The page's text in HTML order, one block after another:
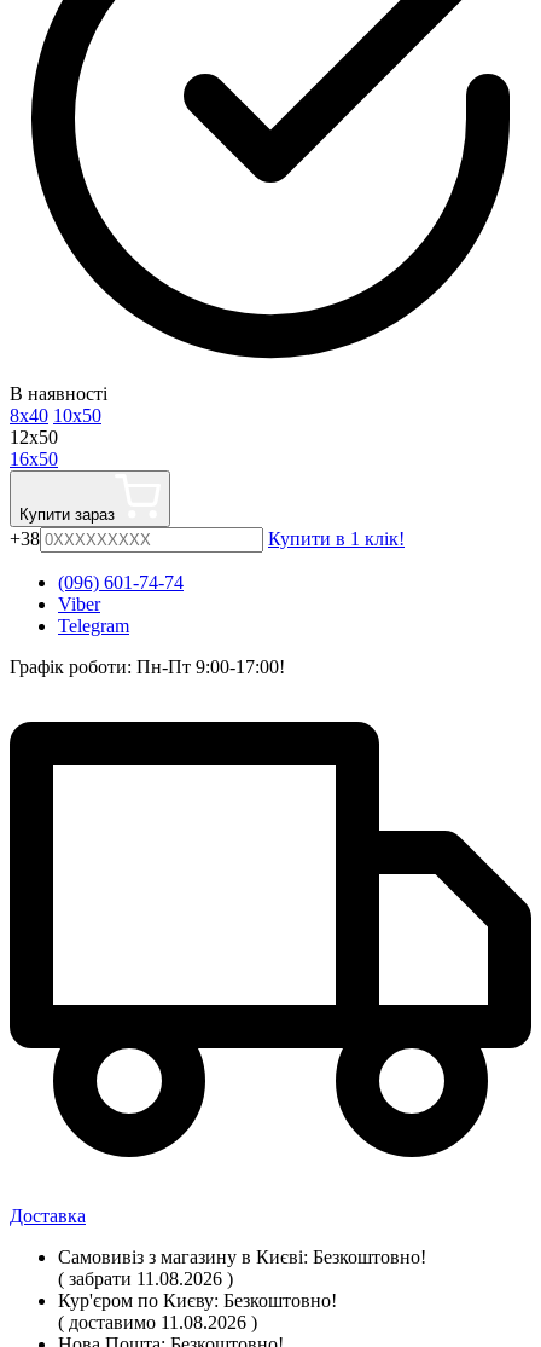
В наявності
8x40 10x50
12x50
16x50
Купити зараз
+38 Купити в 1 клік!
(096) 601-74-74
Viber
Telegram
Графік роботи: Пн-Пт 9:00-17:00!
Доставка
Самовивіз з магазину в Києві: Безкоштовно!
( забрати 11.08.2026 )
Кур'єром по Києву: Безкоштовно!
( доставимо 11.08.2026 )